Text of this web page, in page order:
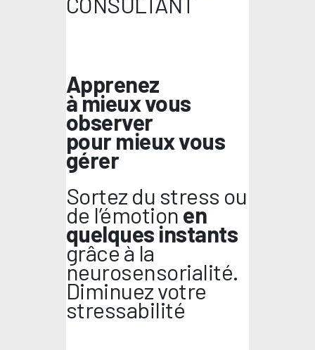
Apprenez
à mieux vous
observer
pour mieux vous
gérer
Sortez du stress ou
de l’émotion en
quelques instants
grâce à la
neurosensorialité.
Diminuez votre
stressabilité